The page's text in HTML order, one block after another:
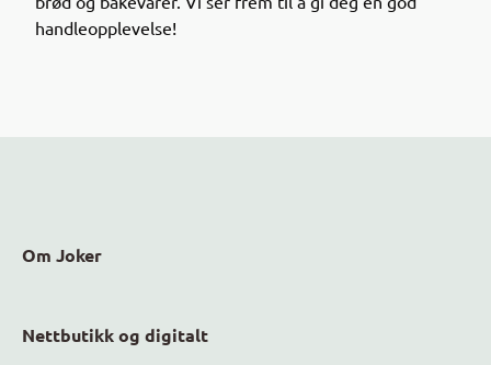
nedsatte varer som finnes i dine nærmeste Joker-
butikker!
handleopplevelse!
Om Joker
Nettbutikk og digitalt